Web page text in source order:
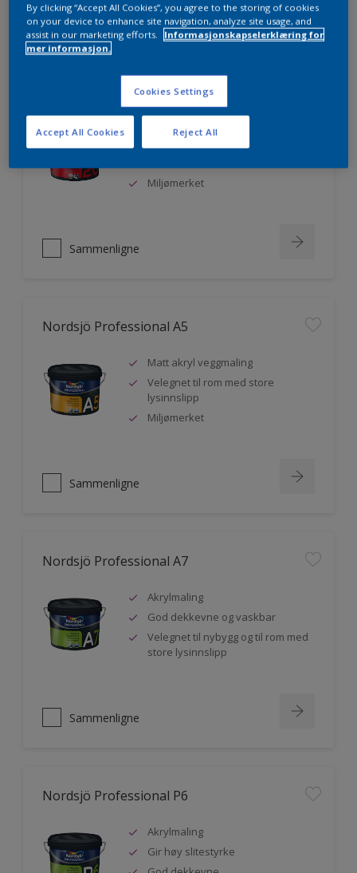
Sammenligne
Nordsjö Professional 20
Veggmaling med god dekkevne
Utviklet av og for profesjonelle
Miljømerket
Sammenligne
Nordsjö Professional A5
Matt akryl veggmaling
Velegnet til rom med store
lysinnslipp
Miljømerket
Sammenligne
Nordsjö Professional A7
Akrylmaling
God dekkevne og vaskbar
Velegnet til nybygg og til rom med
store lysinnslipp
Sammenligne
Nordsjö Professional P6
Akrylmaling
Gir høy slitestyrke
By clicking “Accept All Cookies”, you agree to the storing of cookies
on your device to enhance site navigation, analyze site usage, and
assist in our marketing efforts.
Informasjonskapselerklæring for
mer informasjon.
Cookies Settings
Reject All
Accept All Cookies